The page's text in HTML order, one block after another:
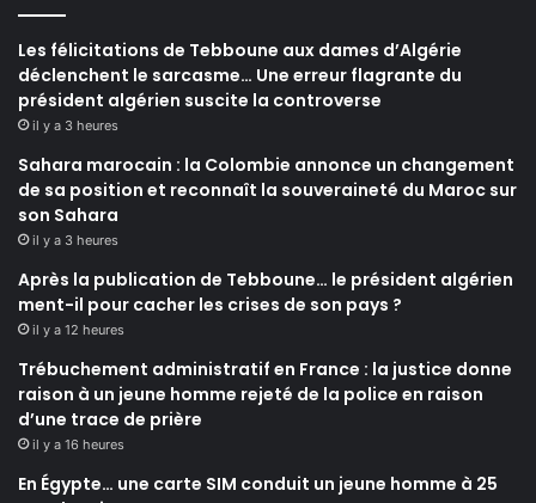
Les félicitations de Tebboune aux dames d’Algérie
déclenchent le sarcasme… Une erreur flagrante du
président algérien suscite la controverse
il y a 3 heures
Sahara marocain : la Colombie annonce un changement
de sa position et reconnaît la souveraineté du Maroc sur
son Sahara
il y a 3 heures
Après la publication de Tebboune… le président algérien
ment-il pour cacher les crises de son pays ?
il y a 12 heures
Trébuchement administratif en France : la justice donne
raison à un jeune homme rejeté de la police en raison
d’une trace de prière
il y a 16 heures
En Égypte… une carte SIM conduit un jeune homme à 25